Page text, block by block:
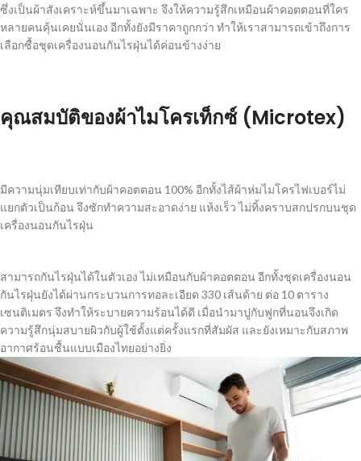
ซึ่งเป็นผ้าสังเคราะห์ขึ้นมาเฉพาะ จึงให้ความรู้สึกเหมือนผ้าคอตตอนที่ใคร
หลายคนคุ้นเคยนั่นเอง อีกทั้งยังมีราคาถูกกว่า ทำให้เราสามารถเข้าถึงการ
เลือกซื้อชุดเครื่องนอนกันไรฝุ่นได้ค่อนข้างง่าย
คุณสมบัติของผ้าไมโครเท็กซ์ (Microtex)
มีความนุ่มเทียบเท่ากับผ้าคอตตอน 100% อีกทั้งไส้ผ้าห่มไมโครไฟเบอร์ไม่
แยกตัวเป็นก้อน จึงซักทำความสะอาดง่าย แห้งเร็ว ไม่ทิ้งคราบสกปรกบนชุด
เครื่องนอนกันไรฝุ่น
สามารถกันไรฝุ่นได้ในตัวเอง ไม่เหมือนกับผ้าคอตตอน อีกทั้งชุดเครื่องนอน
กันไรฝุ่นยังได้ผ่านกระบวนการทอละเอียด 330 เส้นด้าย ต่อ 10 ตาราง
เซนติเมตร จึงทำให้ระบายความร้อนได้ดี เมื่อนำมาปูกับฟูกที่นอนจึงเกิด
ความรู้สึกนุ่มสบายผิวกับผู้ใช้ตั้งแต่ครั้งแรกที่สัมผัส และยังเหมาะกับสภาพ
อากาศร้อนชื้นแบบเมืองไทยอย่างยิ่ง